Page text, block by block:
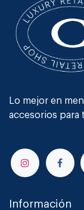
Lo mejor en
accesorios para
Información